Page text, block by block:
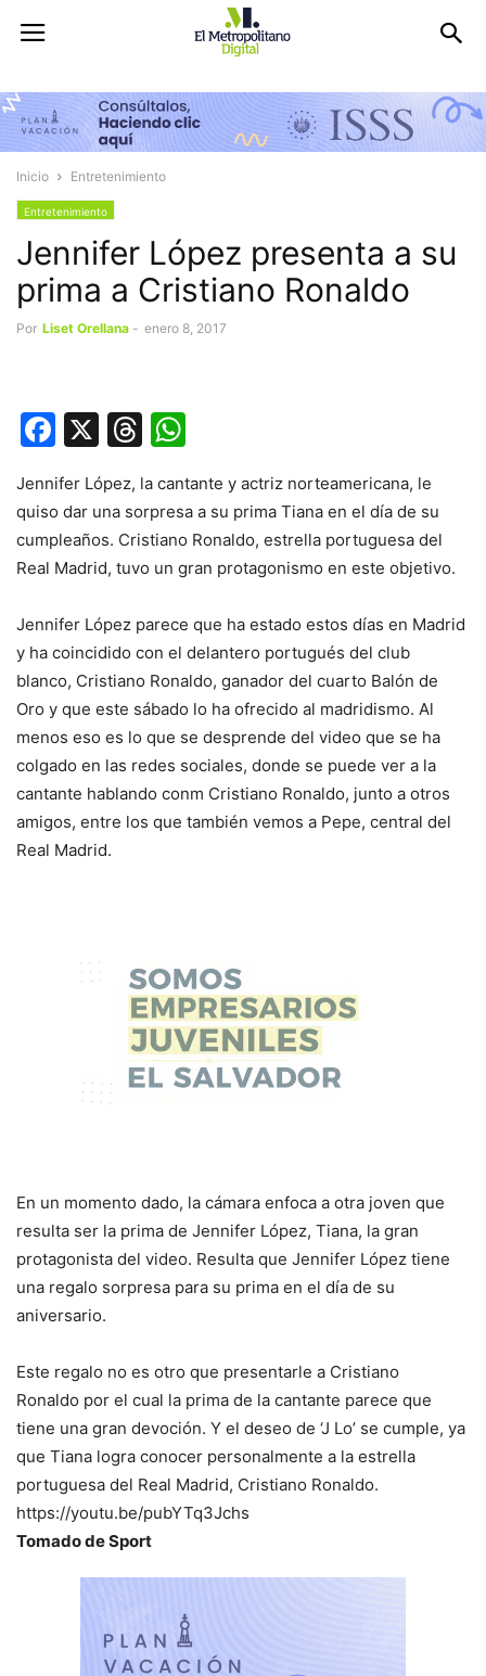
Inicio Entretenimiento
Entretenimiento
Jennifer López presenta a su
prima a Cristiano Ronaldo
Por Liset Orellana - enero 8, 2017
Facebook
X Threads
Jennifer López, la cantante y actriz norteamericana, le
quiso dar una sorpresa a su prima Tiana en el día de su
cumpleaños. Cristiano Ronaldo, estrella portuguesa del
Real Madrid, tuvo un gran protagonismo en este objetivo.
Jennifer López parece que ha estado estos días en Madrid
y ha coincidido con el delantero portugués del club
blanco, Cristiano Ronaldo, ganador del cuarto Balón de
Oro y que este sábado lo ha ofrecido al madridismo. Al
menos eso es lo que se desprende del video que se ha
colgado en las redes sociales, donde se puede ver a la
cantante hablando conm Cristiano Ronaldo, junto a otros
amigos, entre los que también vemos a Pepe, central del
Real Madrid.
En un momento dado, la cámara enfoca a otra joven que
resulta ser la prima de Jennifer López, Tiana, la gran
protagonista del video. Resulta que Jennifer López tiene
una regalo sorpresa para su prima en el día de su
aniversario.
Este regalo no es otro que presentarle a Cristiano
Ronaldo por el cual la prima de la cantante parece que
tiene una gran devoción. Y el deseo de ‘J Lo’ se cumple, ya
que Tiana logra conocer personalmente a la estrella
portuguesa del Real Madrid, Cristiano Ronaldo.
https://youtu.be/pubYTq3Jchs
Tomado de Sport